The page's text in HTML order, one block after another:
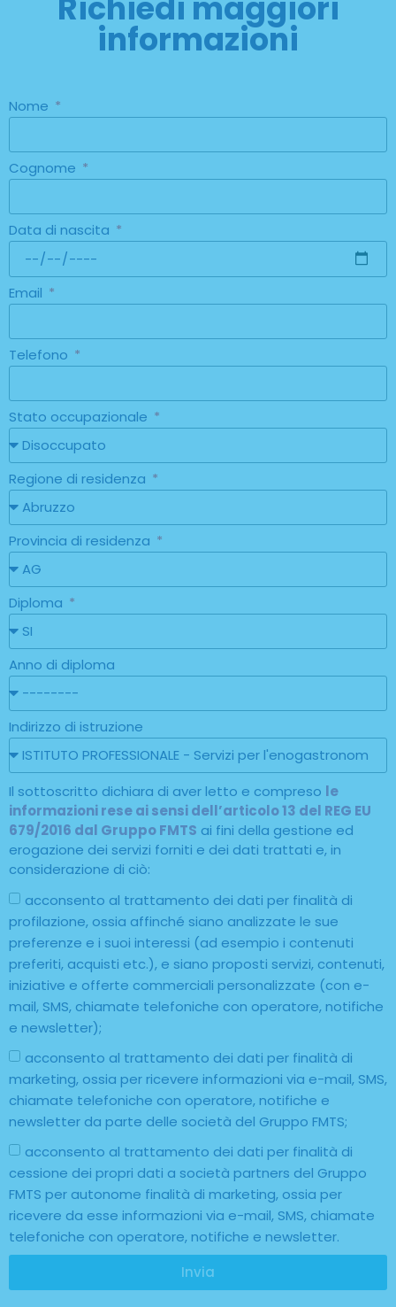
informazioni
Nome
Cognome
Data di nascita
Email
Telefono
Stato occupazionale
Regione di residenza
Provincia di residenza
Diploma
Anno di diploma
Indirizzo di istruzione
Il sottoscritto dichiara di aver letto e compreso le
informazioni rese ai sensi dell’articolo 13 del REG EU
679/2016 dal Gruppo FMTS ai fini della gestione ed
erogazione dei servizi forniti e dei dati trattati e, in
considerazione di ciò:
acconsento al trattamento dei dati per finalità di
profilazione, ossia affinché siano analizzate le sue
preferenze e i suoi interessi (ad esempio i contenuti
preferiti, acquisti etc.), e siano proposti servizi, contenuti,
iniziative e offerte commerciali personalizzate (con e-
mail, SMS, chiamate telefoniche con operatore, notifiche
e newsletter);
acconsento al trattamento dei dati per finalità di
marketing, ossia per ricevere informazioni via e-mail, SMS,
chiamate telefoniche con operatore, notifiche e
newsletter da parte delle società del Gruppo FMTS;
acconsento al trattamento dei dati per finalità di
cessione dei propri dati a società partners del Gruppo
FMTS per autonome finalità di marketing, ossia per
ricevere da esse informazioni via e-mail, SMS, chiamate
telefoniche con operatore, notifiche e newsletter.
Invia